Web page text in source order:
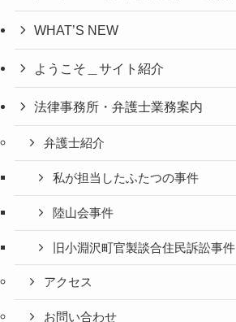
WHAT’S NEW
ようこそ＿サイト紹介
法律事務所・弁護士業務案内
弁護士紹介
私が担当したふたつの事件
陸山会事件
旧小淵沢町官製談合住民訴訟事件
アクセス
お問い合わせ